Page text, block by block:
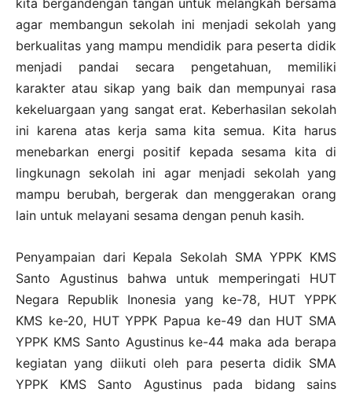
agar membangun sekolah ini menjadi sekolah yang
berkualitas yang mampu mendidik para peserta didik
menjadi pandai secara pengetahuan, memiliki
karakter atau sikap yang baik dan mempunyai rasa
kekeluargaan yang sangat erat. Keberhasilan sekolah
ini karena atas kerja sama kita semua. Kita harus
menebarkan energi positif kepada sesama kita di
lingkunagn sekolah ini agar menjadi sekolah yang
mampu berubah, bergerak dan menggerakan orang
lain untuk melayani sesama dengan penuh kasih.
Penyampaian dari Kepala Sekolah SMA YPPK KMS
Santo Agustinus bahwa untuk memperingati HUT
Negara Republik Inonesia yang ke-78, HUT YPPK
KMS ke-20, HUT YPPK Papua ke-49 dan HUT SMA
YPPK KMS Santo Agustinus ke-44 maka ada berapa
kegiatan yang diikuti oleh para peserta didik SMA
YPPK KMS Santo Agustinus pada bidang sains